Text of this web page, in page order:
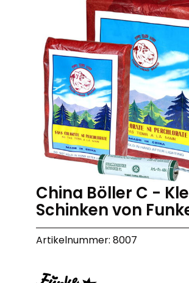
China Böller C -
Schinken von
Artikelnummer: 8007